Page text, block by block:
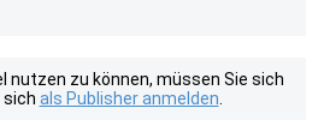
nutzen zu können, müssen Sie sich
sich als Publisher anmelden